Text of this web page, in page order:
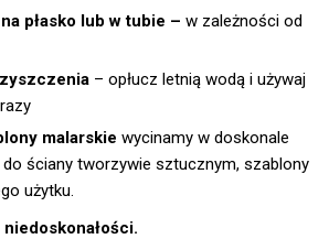
płasko lub w tubie – w zależności od
– opłucz letnią wodą i używaj
malarskie wycinamy w doskonale
ściany tworzywie sztucznym, szablony
użytku.